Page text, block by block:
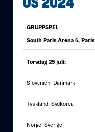
OS 2024
GRUPPSPEL
South Paris Arena 6, Paris
Torsdag 25 juli:
Slovenien–Danmark
Tyskland–Sydkorea
Norge–Sverige